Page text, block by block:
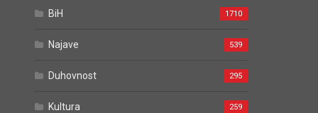
BiH 1710
Najave 539
Duhovnost 295
Kultura 259